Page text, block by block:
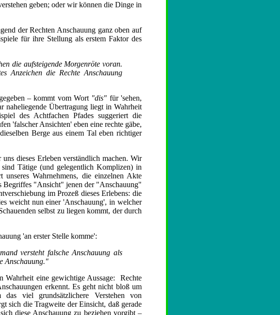
geben; oder wir können die Dinge in
der Rechten Anschauung ganz oben auf
für ihre Stellung als erstem Faktor des
die aufsteigende Morgenröte voran.
Anzeichen die Rechte Anschauung
– kommt vom Wort "dis" für 'sehen,
naheliegende Übertragung liegt in Wahrheit
des Achtfachen Pfades suggeriert die
'falscher Ansichten' eben eine rechte gäbe,
Berge aus einem Tal eben richtiger
dieses Erleben verständlich machen. Wir
Tätige (und gelegentlich Komplizen) in
Wahrnehmens, die einzelnen Akte
Begriffes "Ansicht" jenen der "Anschauung"
im Prozeß dieses Erlebens: die
weicht nun einer 'Anschauung', in welcher
selbst zu liegen kommt, der durch
'an erster Stelle komme':
versteht falsche Anschauung als
Anschauung."
Wahrheit eine gewichtige Aussage: Rechte
erkennt. Es geht nicht bloß um
viel grundsätzlichere Verstehen von
sich die Tragweite der Einsicht, daß gerade
diese Anschauung zu beziehen vorgibt –